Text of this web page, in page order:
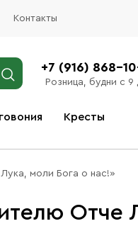
Контакты
+7 (916) 868-
Розница, будни с 9
Кресты
моли Бога о нас!»
Отче